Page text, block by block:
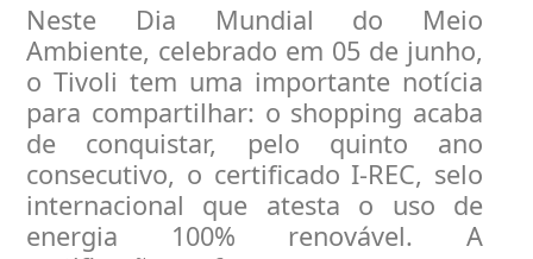
Neste Dia Mundial do Meio
Ambiente, celebrado em 05 de junho,
o Tivoli tem uma importante notícia
para compartilhar: o shopping acaba
de conquistar, pelo quinto ano
consecutivo, o certificado I-REC, selo
internacional que atesta o uso de
energia 100% renovável. A